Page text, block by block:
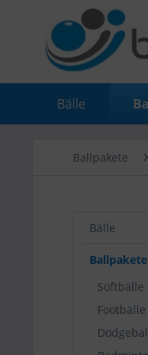
Bälle
Ballpakete
Bälle
Ballpakete
Softbälle
Footbälle